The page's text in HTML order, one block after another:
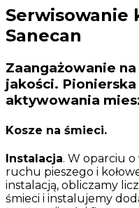
Serwisowanie
Sanecan
Zaangażowanie
jakości.
aktywowania
Kosze na śmieci.
Instalacja. W oparciu
ruchu pieszego i
instalacją, obliczamy
śmieci i instalujemy